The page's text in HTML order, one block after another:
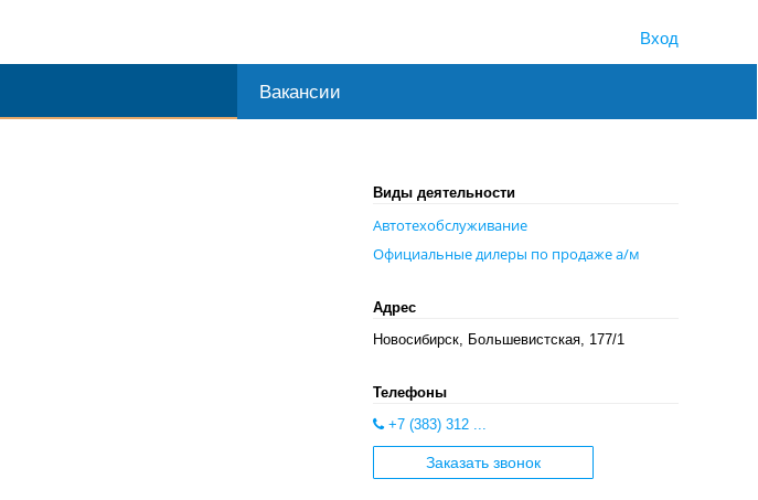
Вход
Вакансии
Виды деятельности
Автотехобслуживание
Официальные дилеры по продаже а/м
Адрес
Новосибирск, Большевистская, 177/1
Телефоны
+7 (383) 312 ...
Заказать звонок